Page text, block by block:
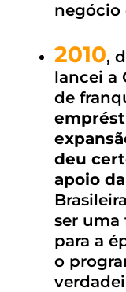
negócio
2010,
lancei a
de
deu
apoio
ser uma
para a
o